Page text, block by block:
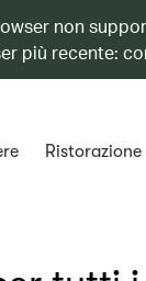
non
più recente:
Ristorazione